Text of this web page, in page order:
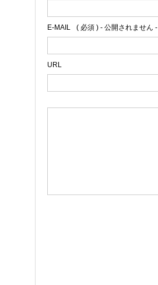
E-MAIL ( 必須 ) - 公開されません -
URL